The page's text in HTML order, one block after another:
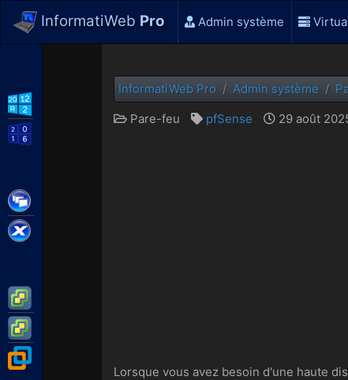
InformatiWeb Pro Admin système
InformatiWeb Pro Admin système
Pare-feu
pfSense 29 août
Lorsque vous avez besoin d'une haute